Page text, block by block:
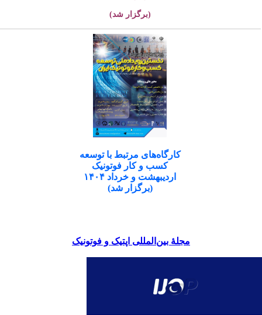
(برگزار شد)
کارگاه‌های مرتبط با توسعه
کسب و کار فوتونیک
اردیبهشت و خرداد ۱۴۰۴
(برگزار شد)
مجلۀ بین‌المللی اپتیک و فوتونیک